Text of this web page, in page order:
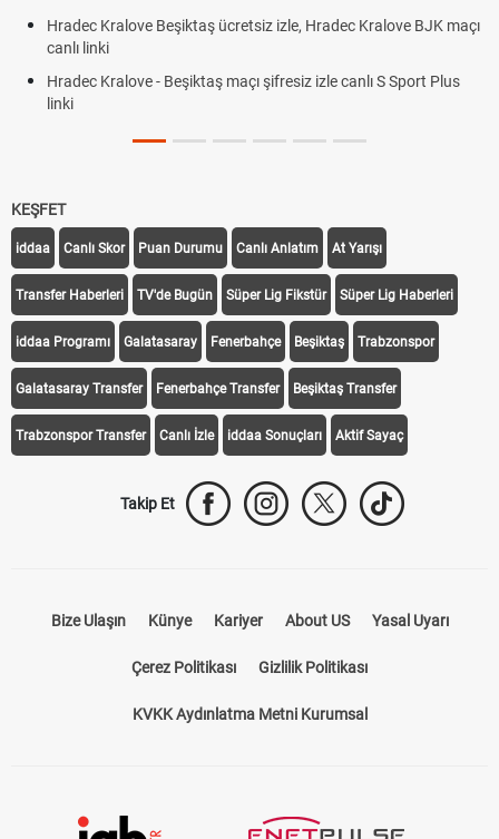
ücretsiz izle, Hradec Kralove BJK maçı
maçı şifresiz izle canlı S Sport Plus
Plonjon Nedir?
KEŞFET
iddaa Canlı Skor Puan Durumu Canlı Anlatım At Yarışı
Transfer Haberleri TV'de Bugün Süper Lig Fikstür Süper Lig Haberleri
iddaa Programı Galatasaray Fenerbahçe Beşiktaş Trabzonspor
Galatasaray Transfer Fenerbahçe Transfer Beşiktaş Transfer
Trabzonspor Transfer Canlı İzle iddaa Sonuçları Aktif Sayaç
Takip Et
Bize Ulaşın Künye Kariyer About US Yasal Uyarı
Çerez Politikası Gizlilik Politikası
KVKK Aydınlatma Metni Kurumsal